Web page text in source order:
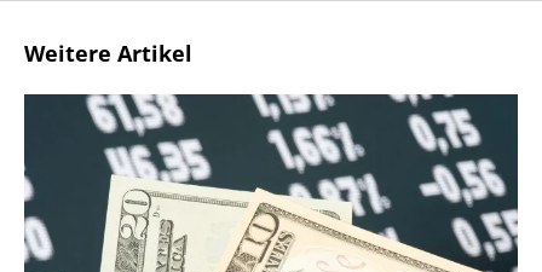
Weitere Artikel